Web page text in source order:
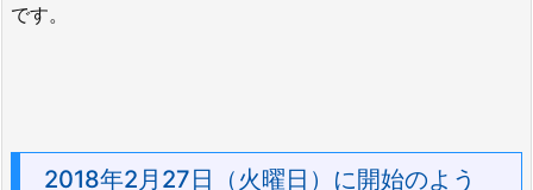
です。
2018年2月27日（火曜日）に開始のよう